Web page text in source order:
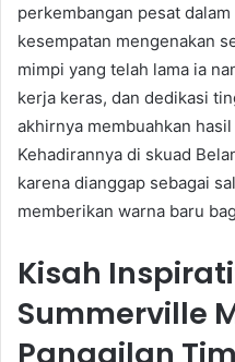
perkembangan pesat
kesempatan mengenakan
mimpi yang telah lama ia
kerja keras, dan dedikasi
akhirnya membuahkan
Kehadirannya di skuad
karena dianggap sebagai
memberikan warna baru
Kisah
Summerville
Panggilan